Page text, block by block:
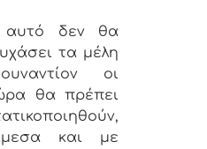
αυτό δεν θα
τα μέλη
οι
θα πρέπει
και με